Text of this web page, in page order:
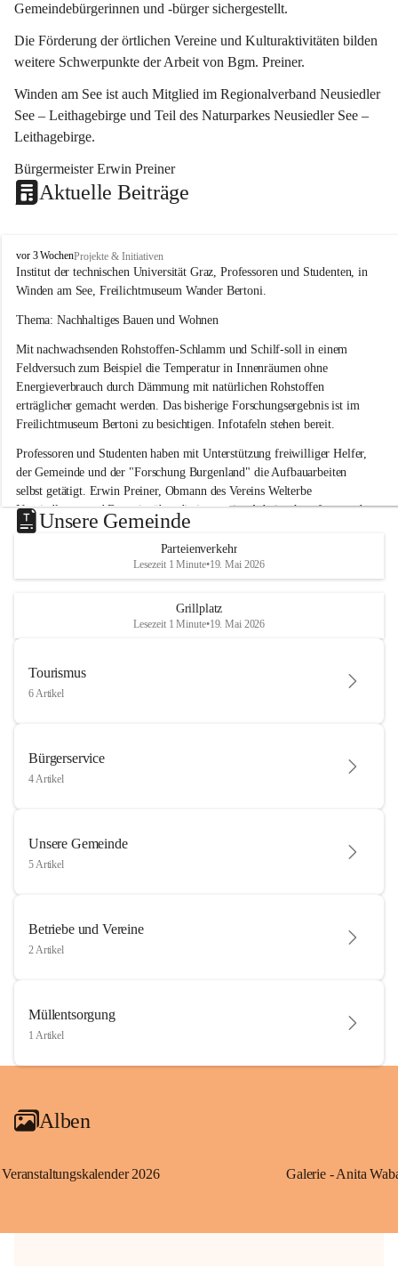
Gemeindebürgerinnen und -bürger sichergestellt.
Die Förderung der örtlichen Vereine und Kulturaktivitäten bilden
weitere Schwerpunkte der Arbeit von Bgm. Preiner.
Winden am See ist auch Mitglied im Regionalverband Neusiedler
See – Leithagebirge und Teil des Naturparkes Neusiedler See –
Leithagebirge.
Bürgermeister Erwin Preiner
Aktuelle Beiträge
W
i
n
e
a
m
S
e
e
vor 3 WochenProjekte & Initiativen
Institut der technischen Universität Graz, Professoren und Studenten, in
Winden am See, Freilichtmuseum Wander Bertoni.
Thema: Nachhaltiges Bauen und Wohnen
Mit nachwachsenden Rohstoffen-Schlamm und Schilf-soll in einem
Feldversuch zum Beispiel die Temperatur in Innenräumen ohne
Energieverbrauch durch Dämmung mit natürlichen Rohstoffen
erträglicher gemacht werden. Das bisherige Forschungsergebnis ist im
Freilichtmuseum Bertoni zu besichtigen. Infotafeln stehen bereit.
Professoren und Studenten haben mit Unterstützung freiwilliger Helfer,
der Gemeinde und der "Forschung Burgenland" die Aufbauarbeiten
selbst getätigt. Erwin Preiner, Obmann des Vereins Welterbe
Neusiedlersee und Bgm. ist über die innovative Arbeit sehr erfreut und
hofft auf baldige praktische Anwendung der Forschungsergebnisse.
Gerade in Zeiten des Klimawandels ist jede technologische Innovation
wichtig!
Unsere Gemeinde
Parteienverkehr
Lesezeit 1 Minute•19. Mai 2026
Grillplatz
Lesezeit 1 Minute•19. Mai 2026
Tourismus
6 Artikel
Bürgerservice
4 Artikel
Unsere Gemeinde
5 Artikel
Betriebe und Vereine
2 Artikel
Müllentsorgung
1 Artikel
Alben
Veranstaltungskalender 2026 Galerie - Anita